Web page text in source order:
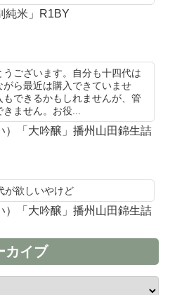
純米」R1BY
ございます。自分も十四代は
ら最近は購入できていませ
できるかもしれませんが、管
ません。お役...
）「大吟醸」播州山田錦生詰
が欲しいやけど
）「大吟醸」播州山田錦生詰
カイブ